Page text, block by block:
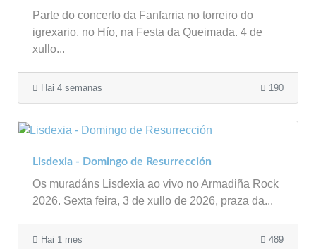
Parte do concerto da Fanfarria no torreiro do
igrexario, no Hío, na Festa da Queimada. 4 de
xullo...
Hai 4 semanas 190
Lisdexia - Domingo de Resurrección
Os muradáns Lisdexia ao vivo no Armadiña Rock
2026. Sexta feira, 3 de xullo de 2026, praza da...
Hai 1 mes 489